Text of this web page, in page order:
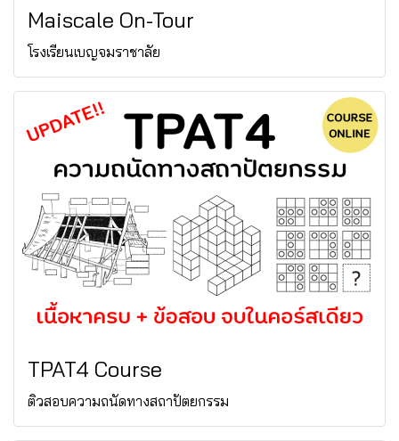
Maiscale On-Tour
โรงเรียนเบญจมราชาลัย
TPAT4 Course
ติวสอบความถนัดทางสถาปัตยกรรม